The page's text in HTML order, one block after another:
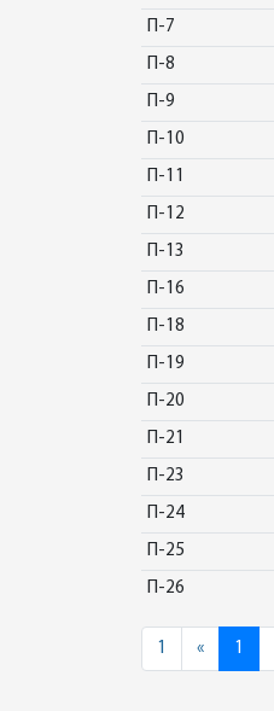
П-7
П-8
П-9
П-10
П-11
П-12
П-13
П-16
П-18
П-19
П-20
П-21
П-23
П-24
П-25
П-26
1 «Previous
1